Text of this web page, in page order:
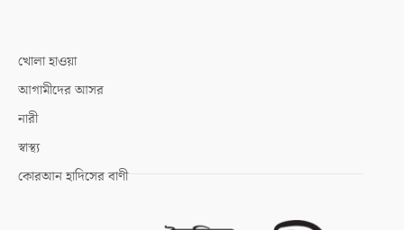
খোলা হাওয়া
আগামীদের আসর
নারী
স্বাস্থ্য
কোরআন হাদিসের বাণী